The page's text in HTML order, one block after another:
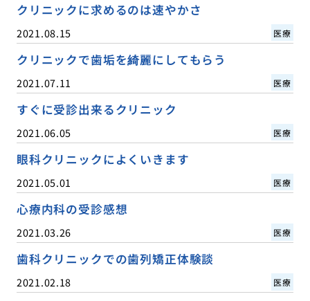
クリニックに求めるのは速やかさ
2021.08.15 医療
クリニックで歯垢を綺麗にしてもらう
2021.07.11 医療
すぐに受診出来るクリニック
2021.06.05 医療
眼科クリニックによくいきます
2021.05.01 医療
心療内科の受診感想
2021.03.26 医療
歯科クリニックでの歯列矯正体験談
2021.02.18 医療